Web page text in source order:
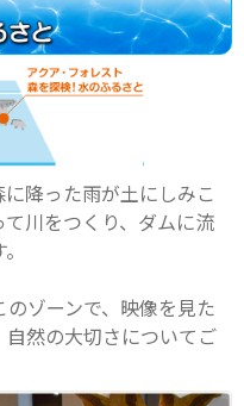
降った雨が土にしみこ
川をつくり、ダムに流
ゾーンで、映像を見た
然の大切さについてご